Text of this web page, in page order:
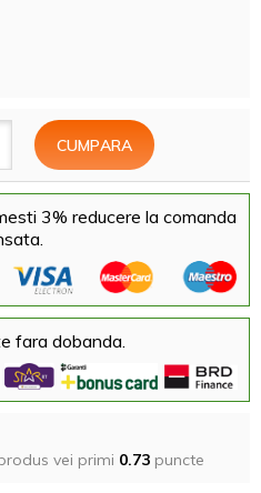
3% reducere la comanda
fara dobanda.
vei primi 0.73 puncte